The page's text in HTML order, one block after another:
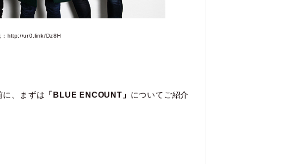
：http://ur0.link/Dz8H
、まずは 「BLUE ENCOUNT」 についてご紹介